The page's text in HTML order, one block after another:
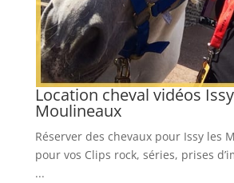
Location cheval vidéos
Moulineaux
Réserver des chevaux pour Issy les
pour vos Clips rock, séries, prises
...